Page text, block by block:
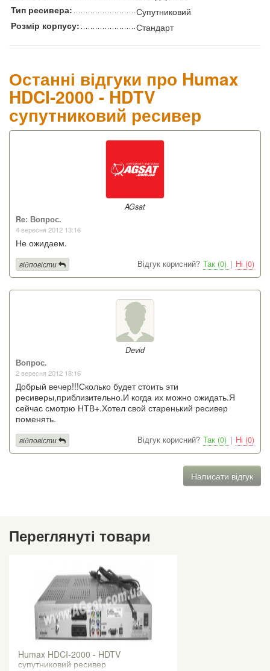
Тип ресивера:
Супутниковий
Розмір корпусу:
Стандарт
Останні відгуки про Humax
HDCI-2000 - HDTV
супутниковий ресивер
AGsat
Re: Вопрос.
4 вересня 2012 13:16
Не ожидаем.
Відгук корисний? Так (0) | Ні (0)
відповісти
Devid
Вопрос.
2 вересня 2012 18:16
Добрый вечер!!!Сколько будет стоить эти
ресиверы,приблизительно.И когда их можно ожидать.Я
сейчас смотрю НТВ+.Хотел свой старенький ресивер
поменять.
Відгук корисний? Так (0) | Ні (0)
відповісти
Написати відгук
Переглянуті товари
Humax HDCI-2000 - HDTV
супутниковий ресивер